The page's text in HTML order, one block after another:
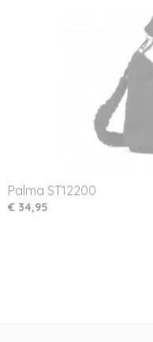
Palma ST12200
€ 34,95